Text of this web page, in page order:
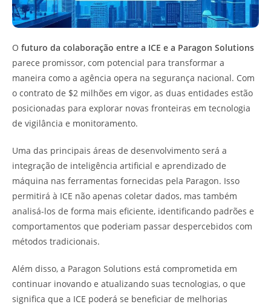
O futuro da colaboração entre a ICE e a Paragon Solutions
parece promissor, com potencial para transformar a
maneira como a agência opera na segurança nacional. Com
o contrato de $2 milhões em vigor, as duas entidades estão
posicionadas para explorar novas fronteiras em tecnologia
de vigilância e monitoramento.
Uma das principais áreas de desenvolvimento será a
integração de inteligência artificial e aprendizado de
máquina nas ferramentas fornecidas pela Paragon. Isso
permitirá à ICE não apenas coletar dados, mas também
analisá-los de forma mais eficiente, identificando padrões e
comportamentos que poderiam passar despercebidos com
métodos tradicionais.
Além disso, a Paragon Solutions está comprometida em
continuar inovando e atualizando suas tecnologias, o que
significa que a ICE poderá se beneficiar de melhorias